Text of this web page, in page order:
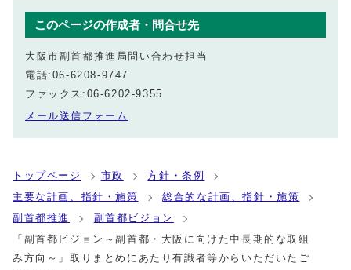
このページの作成者・問合せ先
大阪市副首都推進局問い合わせ担当
電話:06-6208-9747
ファックス:06-6202-9355
メール送信フォーム
トップページ 市政
方針・条例
主要な計画、指針・施策
総合的な計画、指針・施策
副首都推進
副首都ビジョン
「副首都ビジョン～副首都・大阪に向けた中長期的な取組
み方向～」取りまとめにあたり有識者等からいただいたご